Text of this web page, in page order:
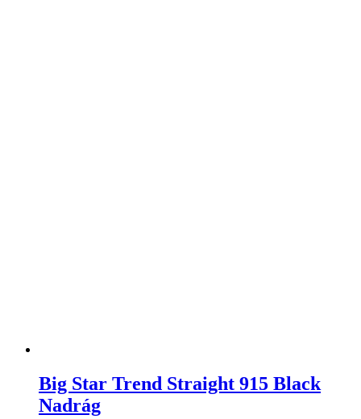
Big Star Trend Straight 915 Black
Nadrág